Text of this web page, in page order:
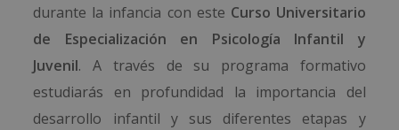
durante la infancia con este Curso Universitario
de Especialización en Psicología Infantil y
Juvenil. A través de su programa formativo
estudiarás en profundidad la importancia del
desarrollo infantil y sus diferentes etapas y